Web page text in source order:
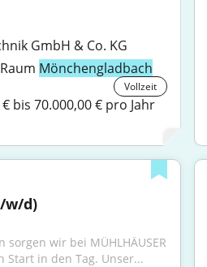
GmbH & Co. KG
Mönchengladbach
Vollzeit
bis 70.000,00 € pro Jahr
w/d)
sorgen wir bei MÜHLHÄUSER
in den Tag. Unser...